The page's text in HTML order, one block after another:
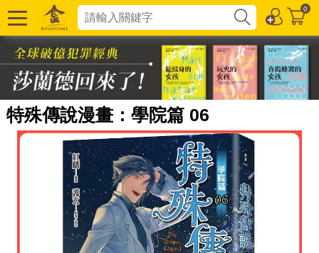
0
特殊傳說漫畫：學院篇 06